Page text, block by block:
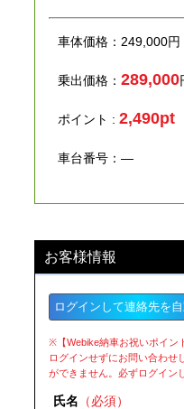
お客様情報
ログインして連絡先を
※【Webike納車お祝いポイン
ログインせずにお問い合わせ
ができません。必ずログイン
氏名 （必須）
車体価格： 249,000円
乗出価格：289,000
ポイント :2,490pt
車台番号：―